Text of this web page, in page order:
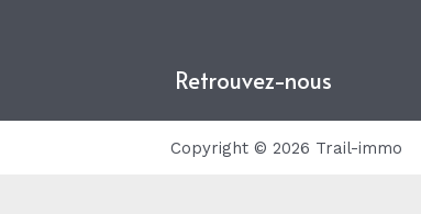
Retrouvez-nous
Copyright © 2026 Trail-immo